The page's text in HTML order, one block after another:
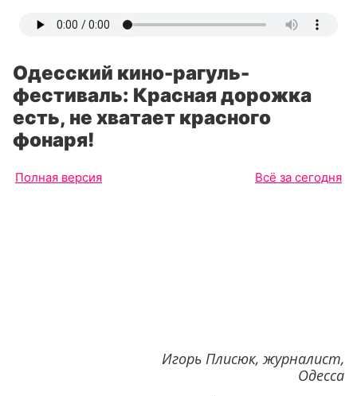
Одесский кино-рагуль-
фестиваль: Красная дорожка
есть, не хватает красного
фонаря!
Полная версия Всё за сегодня
Игорь Плисюк, журналист,
Одесса